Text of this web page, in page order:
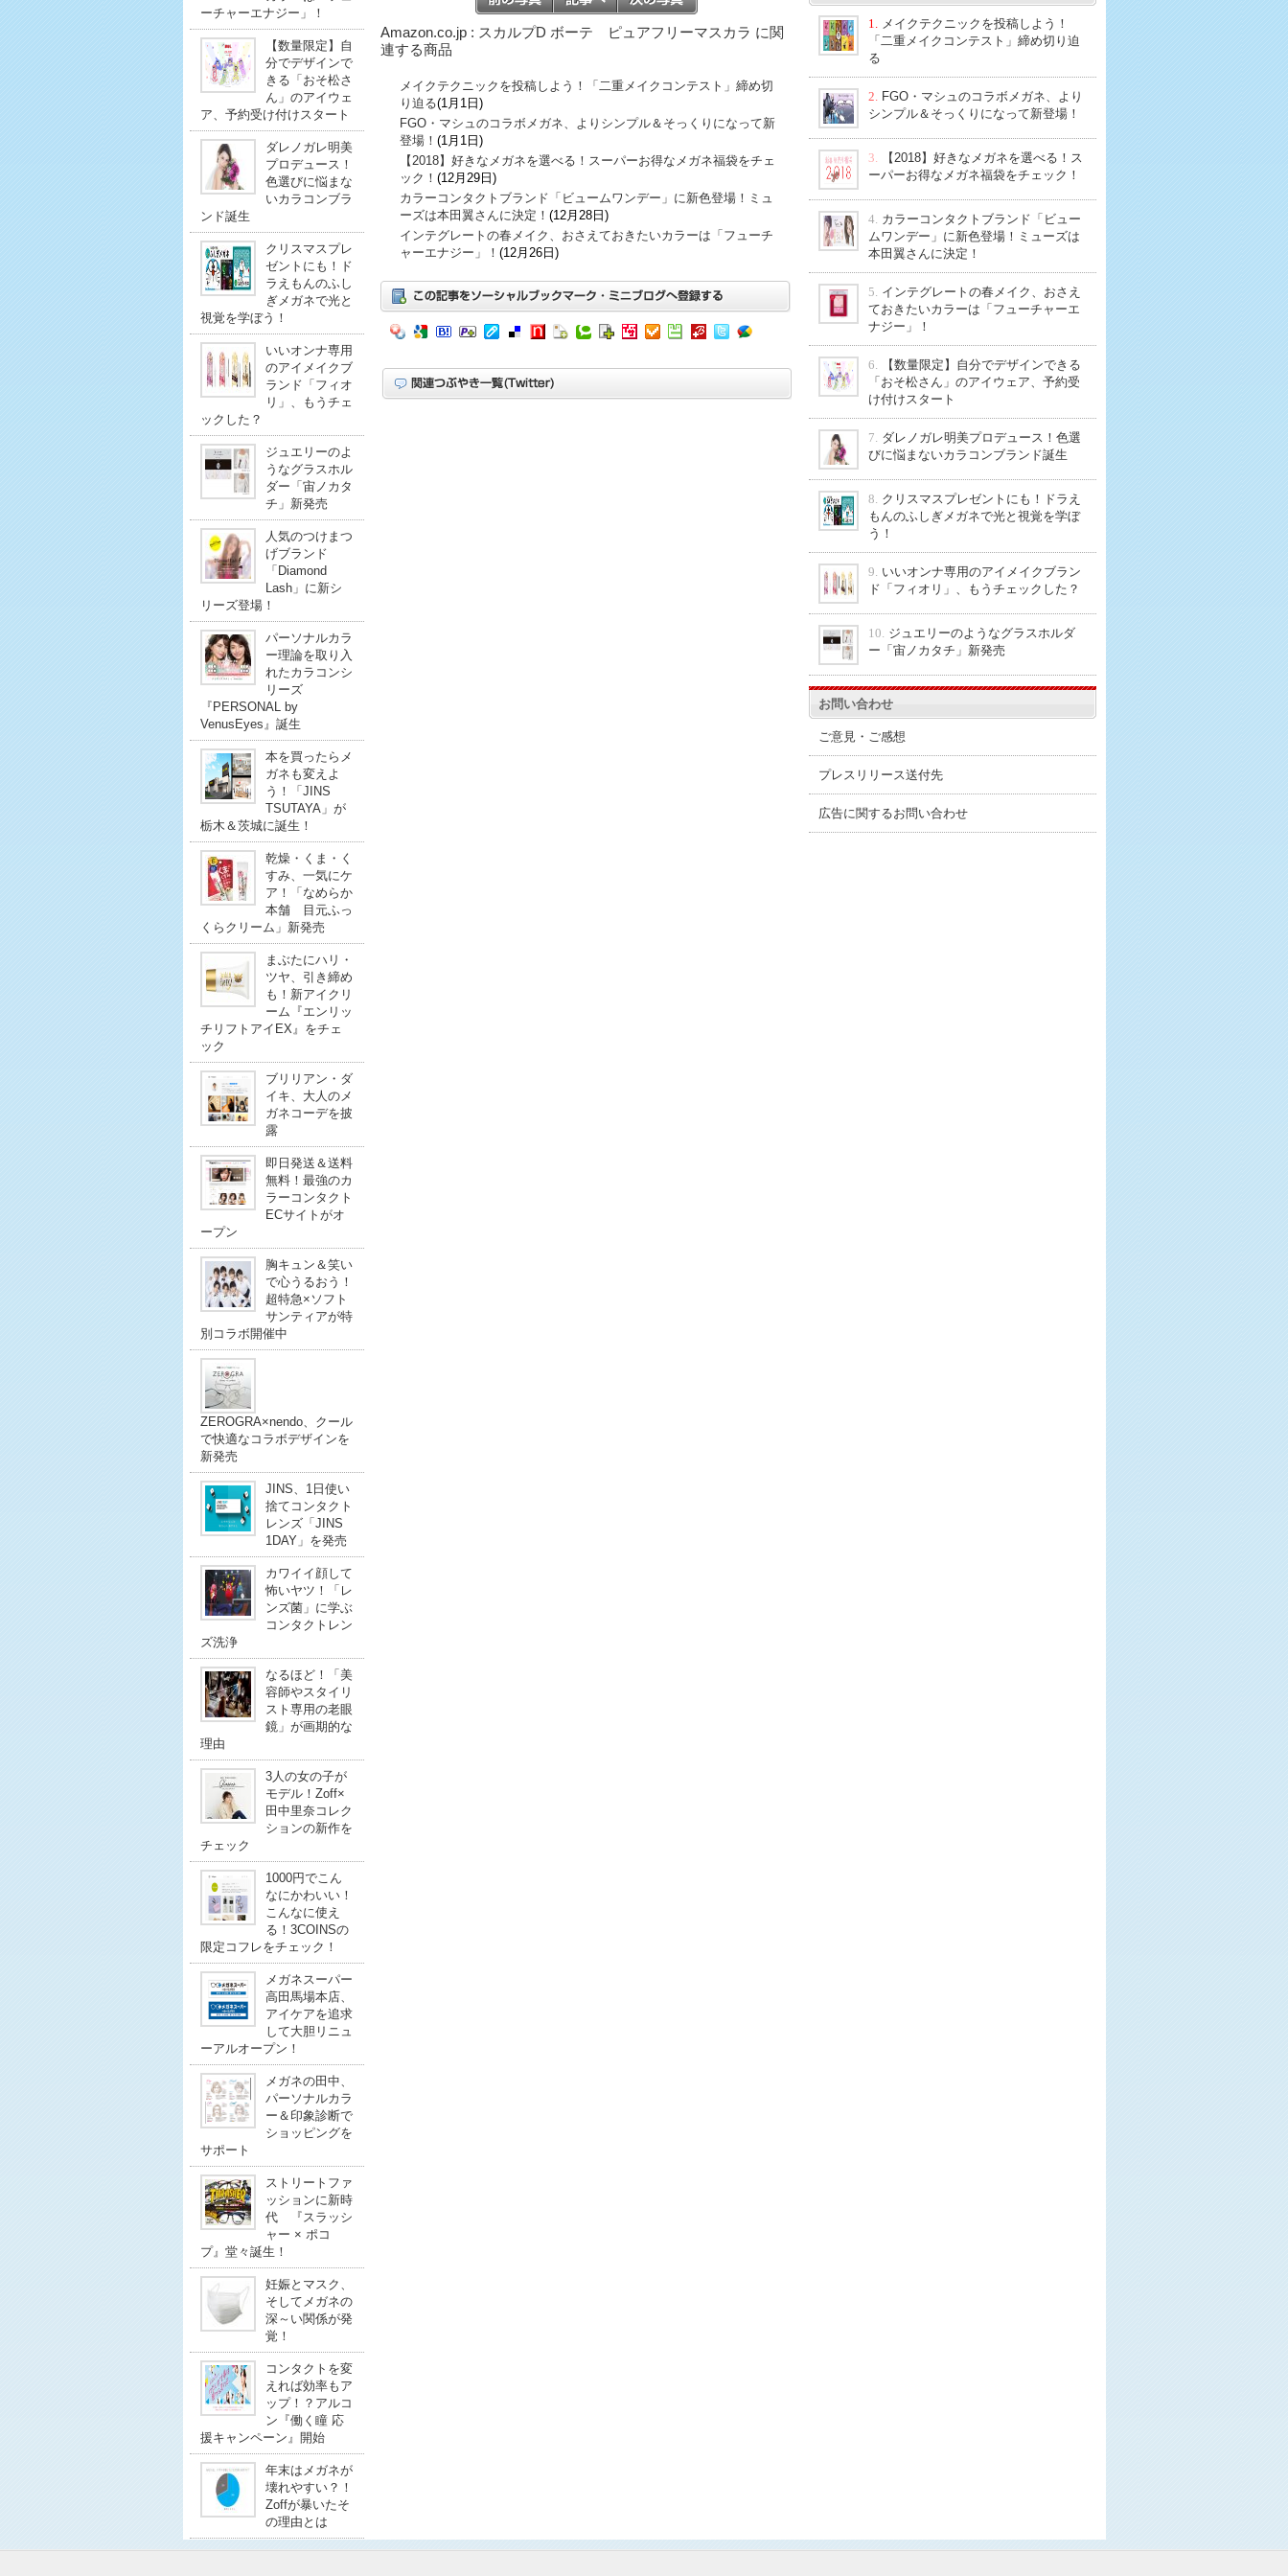
ーチャーエナジー」！
【数量限定】自
分でデザインで
きる「おそ松さ
ん」のアイウェ
ア、予約受け付けスタート
ダレノガレ明美
プロデュース！
色選びに悩まな
いカラコンブラ
ンド誕生
クリスマスプレ
ゼントにも！ド
ラえもんのふし
ぎメガネで光と
視覚を学ぼう！
いいオンナ専用
のアイメイクブ
ランド「フィオ
リ」、もうチェ
ックした？
ジュエリーのよ
うなグラスホル
ダー「宙ノカタ
チ」新発売
人気のつけまつ
げブランド
「Diamond
Lash」に新シ
リーズ登場！
パーソナルカラ
ー理論を取り入
れたカラコンシ
リーズ
『PERSONAL by
VenusEyes』誕生
本を買ったらメ
ガネも変えよ
う！「JINS
TSUTAYA」が
栃木＆茨城に誕生！
乾燥・くま・く
すみ、一気にケ
ア！「なめらか
本舗 目元ふっ
くらクリーム」新発売
まぶたにハリ・
ツヤ、引き締め
も！新アイクリ
ーム『エンリッ
チリフトアイEX』をチェ
ック
ブリリアン・ダ
イキ、大人のメ
ガネコーデを披
露
即日発送＆送料
無料！最強のカ
ラーコンタクト
ECサイトがオ
ープン
胸キュン＆笑い
で心うるおう！
超特急×ソフト
サンティアが特
別コラボ開催中
ZEROGRA×nendo、クール
で快適なコラボデザインを
新発売
JINS、1日使い
捨てコンタクト
レンズ「JINS
1DAY」を発売
カワイイ顔して
怖いヤツ！「レ
ンズ菌」に学ぶ
コンタクトレン
ズ洗浄
なるほど！「美
容師やスタイリ
スト専用の老眼
鏡」が画期的な
理由
3人の女の子が
モデル！Zoff×
田中里奈コレク
ションの新作を
チェック
1000円でこん
なにかわいい！
こんなに使え
る！3COINSの
限定コフレをチェック！
メガネスーパー
高田馬場本店、
アイケアを追求
して大胆リニュ
ーアルオープン！
メガネの田中、
パーソナルカラ
ー＆印象診断で
ショッピングを
サポート
ストリートファ
ッションに新時
代 『スラッシ
ャー × ポコ
プ』堂々誕生！
妊娠とマスク、
そしてメガネの
深～い関係が発
覚！
コンタクトを変
えれば効率もア
ップ！？アルコ
ン『働く瞳 応
援キャンペーン』開始
年末はメガネが
壊れやすい？！
Zoffが暴いたそ
の理由とは
Amazon.co.jp : スカルプD ボーテ ピュアフリーマスカラ に関
連する商品
メイクテクニックを投稿しよう！「二重メイクコンテスト」締め切
り迫る(1月1日)
FGO・マシュのコラボメガネ、よりシンプル＆そっくりになって新
登場！ (1月1日)
【2018】好きなメガネを選べる！スーパーお得なメガネ福袋をチェ
ック！ (12月29日)
カラーコンタクトブランド「ビュームワンデー」に新色登場！ミュ
ーズは本田翼さんに決定！ (12月28日)
インテグレートの春メイク、おさえておきたいカラーは「フューチ
ャーエナジー」！ (12月26日)
1.
メイクテクニックを投稿しよう！
「二重メイクコンテスト」締め切り迫
る
2. FGO・マシュのコラボメガネ、より
シンプル＆そっくりになって新登場！
3.
【2018】好きなメガネを選べる！ス
ーパーお得なメガネ福袋をチェック！
4. カラーコンタクトブランド「ビュー
ムワンデー」に新色登場！ミューズは
本田翼さんに決定！
5. インテグレートの春メイク、おさえ
ておきたいカラーは「フューチャーエ
ナジー」！
6.
【数量限定】自分でデザインできる
「おそ松さん」のアイウェア、予約受
け付けスタート
7. ダレノガレ明美プロデュース！色選
びに悩まないカラコンブランド誕生
8. クリスマスプレゼントにも！ドラえ
もんのふしぎメガネで光と視覚を学ぼ
う！
9. いいオンナ専用のアイメイクブラン
ド「フィオリ」、もうチェックした？
10. ジュエリーのようなグラスホルダ
ー「宙ノカタチ」新発売
お問い合わせ
ご意見・ご感想
プレスリリース送付先
広告に関するお問い合わせ